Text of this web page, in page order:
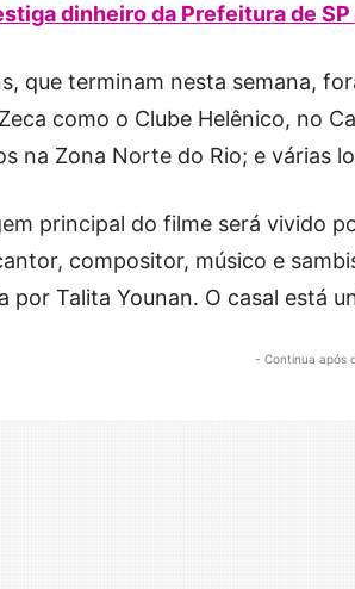
dinheiro da Prefeitura de
que terminam nesta semana,
como o Clube Helênico, no
na Zona Norte do Rio; e várias
principal do filme será vivido
compositor, músico e
por Talita Younan. O casal está
- Continua após